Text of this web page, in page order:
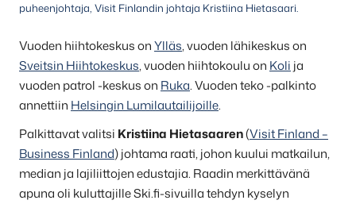
puheenjohtaja, Visit Finlandin johtaja Kristiina Hietasaari.
Vuoden hiihtokeskus onYlläs, vuoden lähikeskus on
Sveitsin Hiihtokeskus, vuoden hiihtokoulu on Koli ja
vuoden patrol -keskus on Ruka. Vuoden teko -palkinto
annettiin Helsingin Lumilautailijoille.
Palkittavat valitsi Kristiina Hietasaaren(Visit Finland –
Business Finland) johtama raati, johon kuului matkailun,
median ja lajiliittojen edustajia. Raadin merkittävänä
apuna oli kuluttajille Ski.fi-sivuilla tehdyn kyselyn